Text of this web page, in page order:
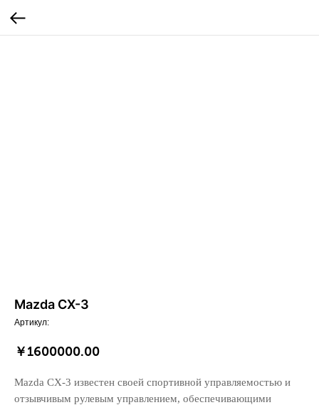
Mazda CX-3
Артикул:
￥1600000.00
Mazda CX-3 известен своей спортивной управляемостью и
отзывчивым рулевым управлением, обеспечивающими